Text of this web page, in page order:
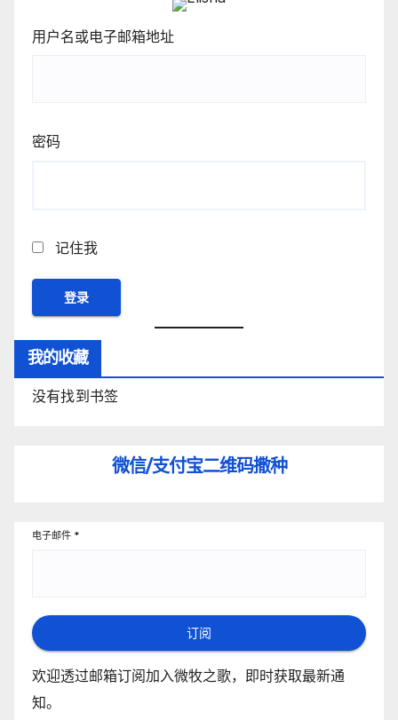
用户名或电子邮箱地址
密码
记住我
我的收藏
没有找到书签
微信/支付宝二维码撒种
电子邮件 *
订阅
欢迎透过邮箱订阅加入微牧之歌，即时获取最新通
知。